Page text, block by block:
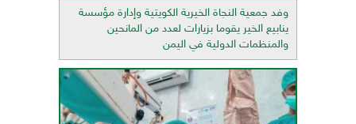
وفد جمعية النجاة الخيرية الكويتية وإدارة مؤسسة
ينابيع الخير يقوما بزيارات لعدد من المانحين
والمنظمات الدولية في اليمن